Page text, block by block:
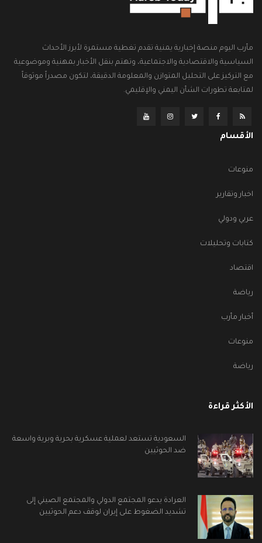
مأرب اليوم منصة إخبارية يمنية تقدم تغطية مستمرة لأبرز الأحداث
السياسية والاقتصادية والاجتماعية، وتهتم بنقل الأخبار بمهنية وموضوعية
مع التركيز على التحليل المتوازن والمعلومة الدقيقة، لتكون مصدراً موثوقاً
لمتابعة تطورات الشأن اليمني والإقليمي.
الأقسام
منوعات
اخبار وتقارير
عربي ودولي
كتابات وتحليلات
اقتصاد
رياضة
أخبار مأرب
منوعات
رياضة
الأكثر قراءة
السعودية تستعد لعملية عسكرية بحرية وبرية واسعة
ضد الحوثيين
العرادة يدعو المجتمع الدولي والمجتمع الصيني إلى
تشديد الضغوط على إيران لوقف دعم الحوثيين